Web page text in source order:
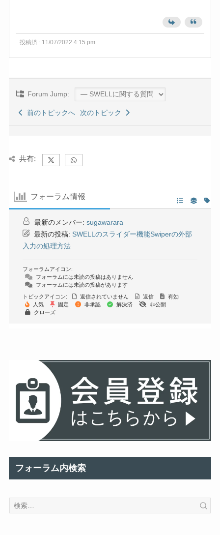
投稿済 : 11/07/2022 4:15 pm
Forum Jump:
前のトピックへ 次のトピック
共有:
フォーラム情報
最新のメンバー: sugawarara
最新の投稿: SWELLのスライダー機能Swiperの外部
入力の処理方法
フォーラムアイコン:
フォーラムには未読の投稿はありません
フォーラムには未読の投稿があります
トピックアイコン:
返信されていません 返信
有効
人気
固定 非承認 解決済
非公開
クローズ
フォーラム内検索